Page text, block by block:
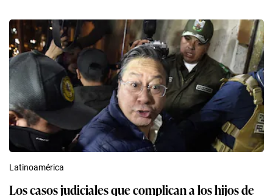
Latinoamérica
Los casos judiciales que complican a los hijos de